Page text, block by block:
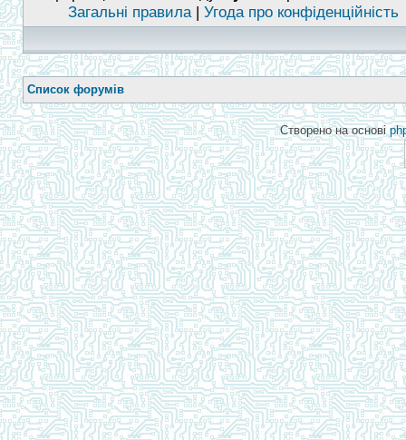
Загальні правила| Угода про конфіденційність
Список форумів
Створено на основі